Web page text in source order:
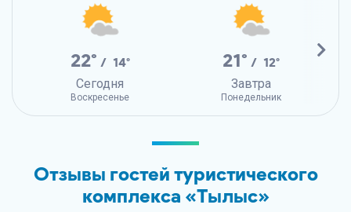
22° / 14°
Сегодня
Воскресенье
21° / 12°
Завтра
Понедельник
Отзывы гостей туристического
комплекса «Тылыс»